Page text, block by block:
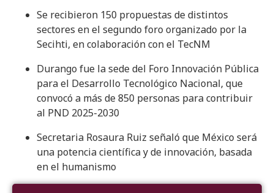
Se recibieron 150 propuestas de distintos
sectores en el segundo foro organizado por la
Secihti, en colaboración con el TecNM
Durango fue la sede del Foro Innovación Pública
para el Desarrollo Tecnológico Nacional, que
convocó a más de 850 personas para contribuir
al PND 2025-2030
Secretaria Rosaura Ruiz señaló que México será
una potencia científica y de innovación, basada
en el humanismo